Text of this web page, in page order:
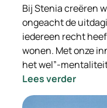
Bij Stenia creëren
ongeacht de
iedereen recht
wonen. Met onze
het wel”-
Lees verder:
Bij